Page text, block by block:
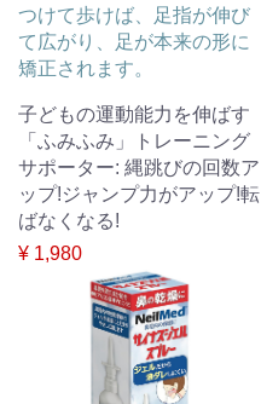
つけて歩けば、足指が伸び
て広がり、足が本来の形に
矯正されます。
子どもの運動能力を伸ばす
「ふみふみ」トレーニング
サポーター: 縄跳びの回数ア
ップ!ジャンプ力がアップ!転
ばなくなる!
¥ 1,980